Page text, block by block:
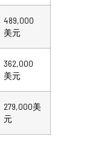
489,000
美元
362,000
美元
279,000美
元